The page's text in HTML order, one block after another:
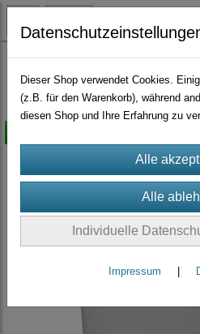
Zeolith-Bentonit-Dolomit Bentonit
Dieser Shop verwendet Cookies.
(z.B. für den Warenkorb), während
diesen Shop und Ihre Erfahrung zu
Individuelle
Impressum